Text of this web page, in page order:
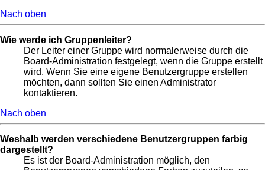
Nach oben
Wie werde ich Gruppenleiter?
Der Leiter einer Gruppe wird normalerweise durch die
Board-Administration festgelegt, wenn die Gruppe erstellt
wird. Wenn Sie eine eigene Benutzergruppe erstellen
möchten, dann sollten Sie einen Administrator
kontaktieren.
Nach oben
Weshalb werden verschiedene Benutzergruppen farbig
dargestellt?
Es ist der Board-Administration möglich, den